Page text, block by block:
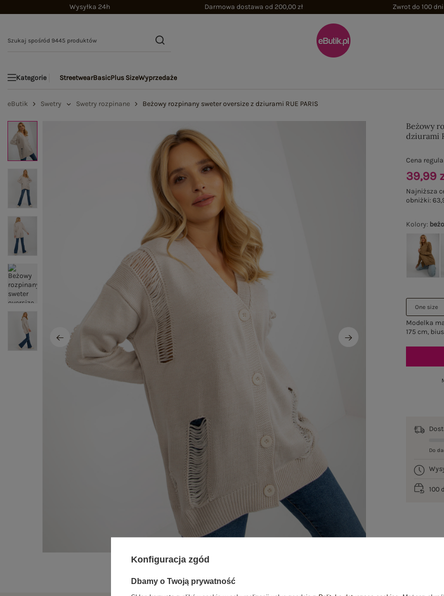
Wysyłka 24h Darmowa dostawa od 200,00 zł Zwrot do 100 dni
Kategorie StreetwearBasicPlus SizeWyprzedaże
eButik Swetry Swetry rozpinane Beżowy rozpinany sweter oversize z dziurami RUE PARIS
Beżowy
dziurami
Kolory:
One size
Modelka
175 cm,
Cena
39,99
Najniższa
obniżki:
Do
100
Konfiguracja zgód
Dbamy o Twoją prywatność